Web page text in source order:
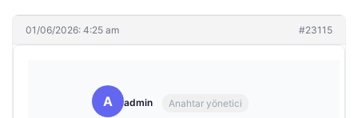
01/06/2026: 4:25 am #23115
A admin Anahtar yönetici